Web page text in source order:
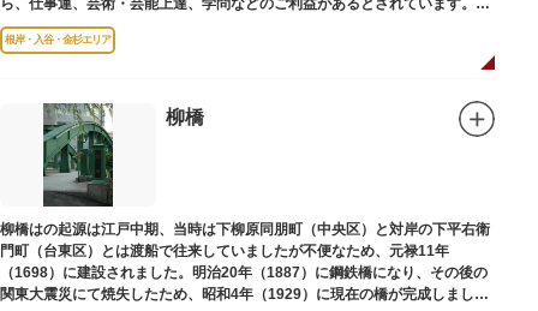
境内には、国の重要有形民俗文化財であるミニチュアの富士山「富士塚」
や、日本三大に数えられる「庚申塚」、昭和を代表する囲碁棋士・藤沢秀行
印は、うっとりするほど美しいデザインで人気を博しています。
江戸後期には、学問の神様である菅原道真公も回向院より遷され、境内にあ
る末社を含めて15柱もの神様が祀られています。俳優の渥美清が願をかけた
神社としても知られ、映画「男はつらいよ」で寅さんが首にかけているお守
りは、ここ小野照崎神社のものです。
根岸・入谷・金杉エリア
柳橋
柳橋はの起源は江戸中期、当時は下柳原同朋町（中央区）と対岸の下平右衛
門町（台東区）とは渡船で往来していましたが不便なため、元禄11年
（1698）に建設されました。明治20年（1887）に鋼鉄橋になり、その後の
関東大震災にて焼失したため、昭和4年（1929）に現在の橋が完成しまし